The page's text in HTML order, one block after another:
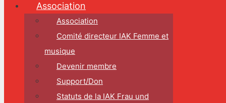
Association
Association
Comité directeur IAK Femme et
musique
Devenir membre
Support/Don
Statuts de la IAK Frau und